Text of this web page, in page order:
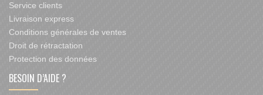
Service clients
Livraison express
Conditions générales de ventes
Droit de rétractation
Protection des données
BESOIN D’AIDE ?